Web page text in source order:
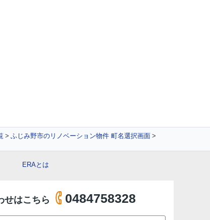
ふじみ野市のリノベーション物件 町名選択画面
ERAとは
せはこちら 0484758328